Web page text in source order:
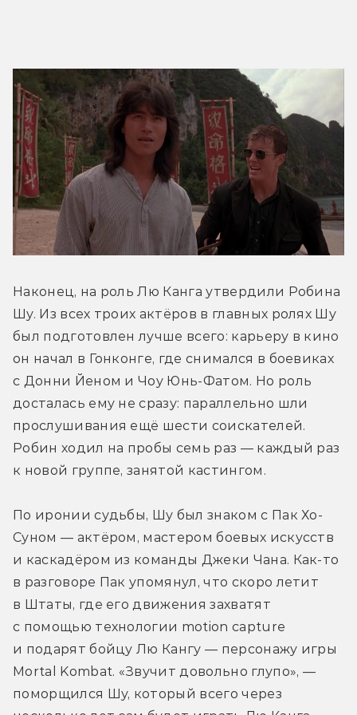
Наконец, на роль Лю Канга утвердили Робина
Шу. Из всех троих актёров в главных ролях Шу
был подготовлен лучше всего: карьеру в кино
он начал в Гонконге, где снимался в боевиках
с Донни Йеном и Чоу Юнь-Фатом. Но роль
досталась ему не сразу: параллельно шли
прослушивания ещё шести соискателей.
Робин ходил на пробы семь раз — каждый раз
к новой группе, занятой кастингом.
По иронии судьбы, Шу был знаком с Пак Хо-
Суном — актёром, мастером боевых искусств
и каскадёром из команды Джеки Чана. Как-то
в разговоре Пак упомянул, что скоро летит
в Штаты, где его движения захватят
с помощью технологии motion capture
и подарят бойцу Лю Кангу — персонажу игры
Mortal Kombat. «Звучит довольно глупо», —
поморщился Шу, который всего через